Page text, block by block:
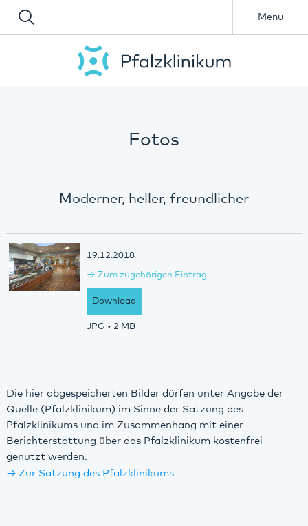
Menü
Fotos
Moderner, heller, freundlicher
19.12.2018
Zum zugehörigen Eintrag
Download
JPG • 2 MB
Die hier abgespeicherten Bilder dürfen unter Angabe der
Quelle (Pfalzklinikum) im Sinne der Satzung des
Pfalzklinikums und im Zusammenhang mit einer
Berichterstattung über das Pfalzklinikum kostenfrei
genutzt werden.
Zur Satzung des Pfalzklinikums